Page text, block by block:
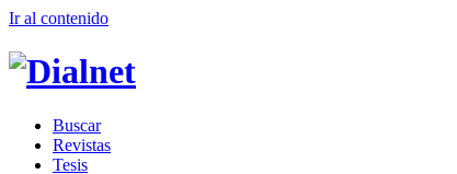
Ir al contenido
Buscar
Revistas
Tesis